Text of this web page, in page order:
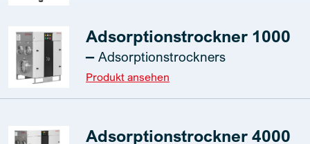
Adsorptionstrockner 1000
– Adsorptionstrockners
Produkt ansehen
Adsorptionstrockner 4000